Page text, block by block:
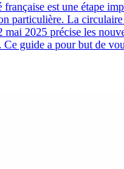
est une étape
particulière. La
2025 précise les
Ce guide a pour but de